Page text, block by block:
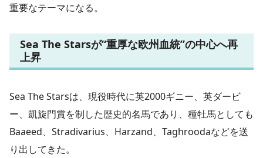
重要なテーマになる。
Sea The Starsが“重厚な欧州血統”の中心へ再
上昇
Sea The Starsは、現役時代に英2000ギニー、英ダービ
ー、凱旋門賞を制した歴史的名馬であり、種牡馬としても
Baaeed、Stradivarius、Harzand、Taghroodaなどを送
り出してきた。